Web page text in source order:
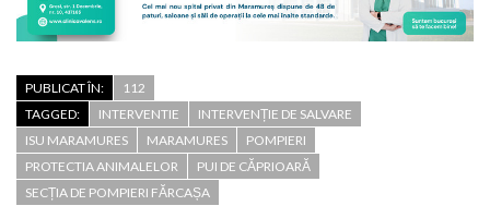
PUBLICAT ÎN:
112
TAGGED:
INTERVENTIE
INTERVENȚIE DE SALVARE
ISU MARAMURES
MARAMURES
POMPIERI
PROTECTIA ANIMALELOR
PUI DE CĂPRIOARĂ
SECȚIA DE POMPIERI FĂRCAȘA